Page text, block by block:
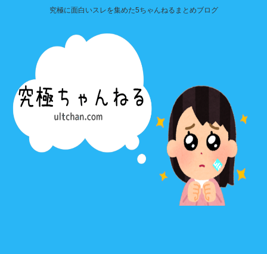
究極に面白いスレを集めた5ちゃんねるまとめブログ